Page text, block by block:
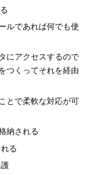
ルであれば何でも使
にアクセスするので
つくってそれを経由
とで柔軟な対応が可
納される
る